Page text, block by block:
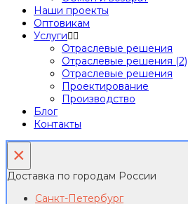
Наши проекты
Оптовикам
Услуги
Отраслевые решения
Отраслевые решения (2)
Отраслевые решения
Проектирование
Производство
Блог
Контакты
×
Доставка по городам России
Санкт-Петербург